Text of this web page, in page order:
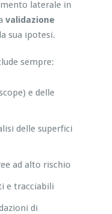
laterale in
validazione
sua ipotesi.
sempre:
e delle
delle superfici
ad alto rischio
e tracciabili
di